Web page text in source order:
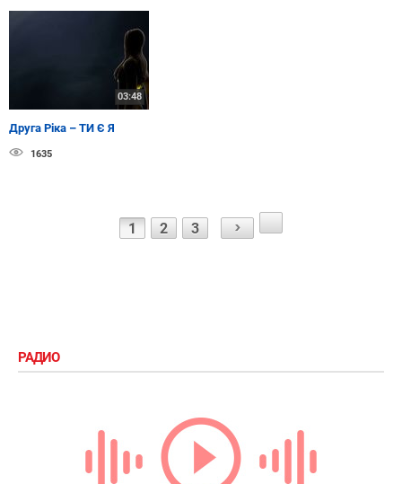
03:48
Друга Ріка – ТИ Є Я
1635
1 2 3
РАДИО